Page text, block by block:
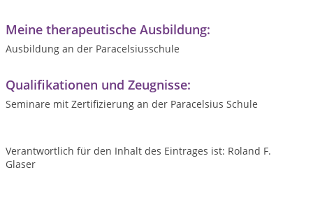
Meine therapeutische Ausbildung:
Ausbildung an der Paracelsiusschule
Qualifikationen und Zeugnisse:
Seminare mit Zertifizierung an der Paracelsius Schule
Verantwortlich für den Inhalt des Eintrages ist: Roland F.
Glaser